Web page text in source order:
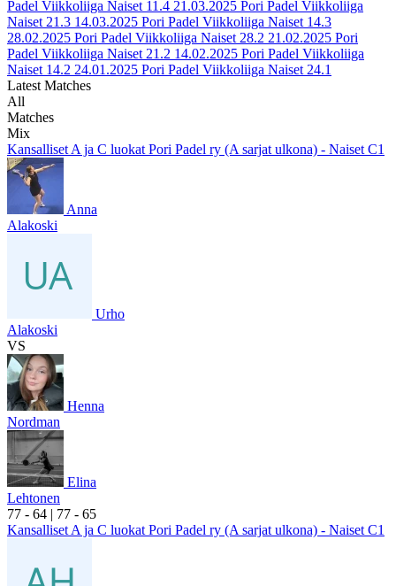
Padel Viikkoliiga Naiset 11.4 21.03.2025 Pori Padel Viikkoliiga
Naiset 21.3 14.03.2025 Pori Padel Viikkoliiga Naiset 14.3
28.02.2025 Pori Padel Viikkoliiga Naiset 28.2 21.02.2025 Pori
Padel Viikkoliiga Naiset 21.2 14.02.2025 Pori Padel Viikkoliiga
Naiset 14.2 24.01.2025 Pori Padel Viikkoliiga Naiset 24.1
Latest Matches
All
Matches
Mix
Kansalliset A ja C luokat Pori Padel ry (A sarjat ulkona) - Naiset C1
Anna
Alakoski
Urho
Alakoski
VS
Henna
Nordman
Elina
Lehtonen
77 - 64 | 77 - 65
Kansalliset A ja C luokat Pori Padel ry (A sarjat ulkona) - Naiset C1